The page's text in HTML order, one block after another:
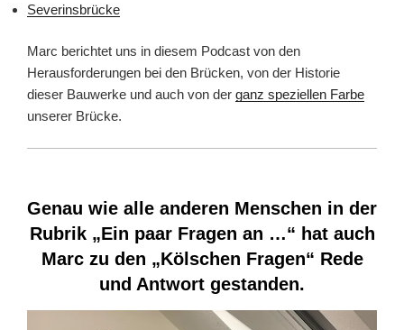
Severinsbrücke
Marc berichtet uns in diesem Podcast von den
Herausforderungen bei den Brücken, von der Historie
dieser Bauwerke und auch von der ganz speziellen Farbe
unserer Brücke.
Genau wie alle anderen Menschen in der
Rubrik „Ein paar Fragen an …“ hat auch
Marc zu den „Kölschen Fragen“ Rede
und Antwort gestanden.